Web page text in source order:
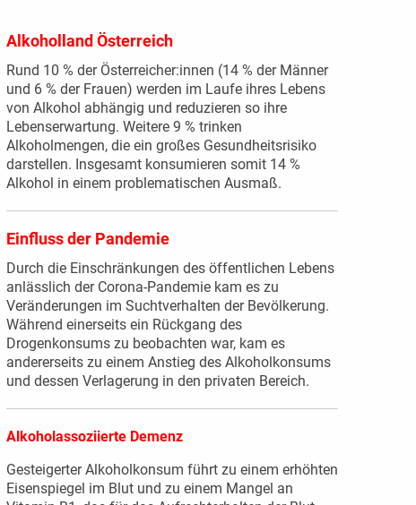
Alkoholland Österreich
Rund 10 % der Österreicher:innen (14 % der Männer
und 6 % der Frauen) werden im Laufe ihres Lebens
von Alkohol abhängig und reduzieren so ihre
Lebenserwartung. Weitere 9 % trinken
Alkoholmengen, die ein großes Gesundheitsrisiko
darstellen. Insgesamt konsumieren somit 14 %
Alkohol in einem problematischen Ausmaß.
Einfluss der Pandemie
Durch die Einschränkungen des öffentlichen Lebens
anlässlich der Corona-Pandemie kam es zu
Veränderungen im Suchtverhalten der Bevölkerung.
Während einerseits ein Rückgang des
Drogenkonsums zu beobachten war, kam es
andererseits zu einem Anstieg des Alkoholkonsums
und dessen Verlagerung in den privaten Bereich.
Alkoholassoziierte Demenz
Gesteigerter Alkoholkonsum führt zu einem erhöhten
Eisenspiegel im Blut und zu einem Mangel an